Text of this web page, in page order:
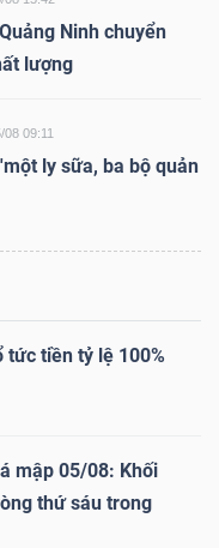
Ninh chuyển
lượng
08 09:11
ly sữa, ba bộ quản
tức tiền tỷ lệ 100%
mập 05/08: Khối
thứ sáu trong